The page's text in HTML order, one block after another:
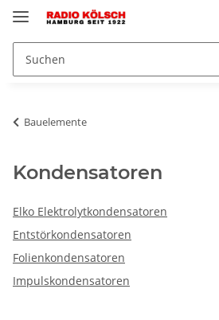
Bauelemente
Kondensatoren
Elko Elektrolytkondensatoren
Entstörkondensatoren
Folienkondensatoren
Impulskondensatoren